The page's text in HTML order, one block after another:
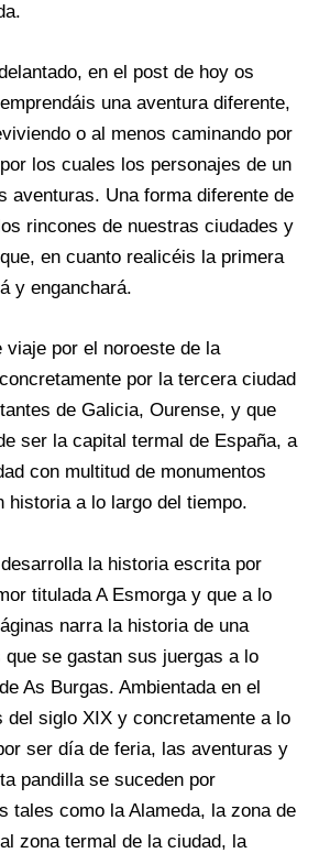
en el post de hoy os
una aventura diferente,
o al menos caminando por
los cuales los personajes de un
aventuras. Una forma diferente de
rincones de nuestras ciudades y
en cuanto realicéis la primera
y enganchará.
viaje por el noroeste de la
por la tercera ciudad
de Galicia, Ourense, y que
ser la capital termal de España, a
con multitud de monumentos
historia a lo largo del tiempo.
la historia escrita por
titulada A Esmorga y que a lo
narra la historia de una
que se gastan sus juergas a lo
As Burgas. Ambientada en el
del siglo XIX y concretamente a lo
ser día de feria, las aventuras y
pandilla se suceden por
tales como la Alameda, la zona de
zona termal de la ciudad, la